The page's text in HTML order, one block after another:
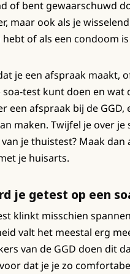
of bent gewaarschuwd
maar ook als je
of als een condoom
je een afspraak maakt,
soa-test kunt doen en wat
een afspraak bij de GGD,
maken. Twijfel je over
je thuistest? Maak dan
je huisarts.
je getest op een
klinkt misschien
valt het meestal erg
van de GGD doen dit
dat je je zo